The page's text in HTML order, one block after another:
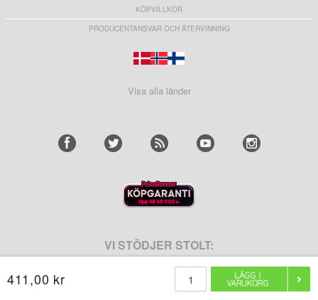
411,00 kr
KÖPVILLKOR
PRODUCENTANSVAR OCH ÅTERVINNING
Visa alla länder
VI STÖDJER STOLT: